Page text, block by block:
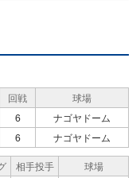
回戦
球場
6
ナゴヤドーム
6 ナゴヤドーム
相手投手
球場